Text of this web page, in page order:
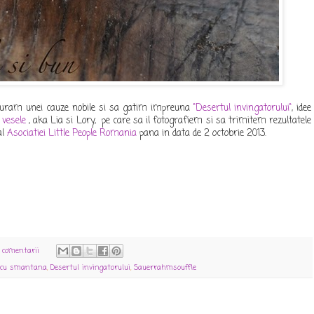
unei cauze nobile si sa gatim impreuna "Desertul invingatorului", idee
, aka Lia si Lory, pe care sa il fotografiem si sa trimitem rezultatele
Asociatiei Little People Romania pana in data de 2 octobrie 2013.
smantana,Desertul invingatorului,Sauerrahmsouffle